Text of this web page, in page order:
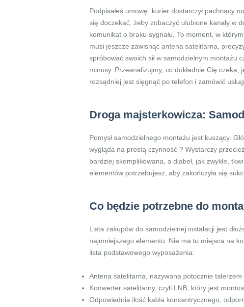
Podpisałeś umowę, kurier dostarczył pachnący
się doczekać, żeby zobaczyć ulubione kanały w
komunikat o braku sygnału. To moment, w
musi jeszcze zawisnąć antena satelitarna,
spróbować swoich sił w samodzielnym montażu
minusy. Przeanalizujmy, co dokładnie Cię
rozsądniej jest sięgnąć po telefon i zamówić
Droga majsterkowicza:
Pomysł samodzielnego montażu jest kuszący.
wygląda na prostą czynność ? Wystarczy
bardziej skomplikowana, a diabeł, jak zwykle,
elementów potrzebujesz, aby zakończyła się
Co będzie potrzebne do
Lista zakupów do samodzielnej instalacji jest
najmniejszego elementu. Nie ma tu miejsca na
lista podstawowego wyposażenia:
Antena satelitarna, nazywana potocznie
Konwerter satelitarny, czyli LNB, który jest
Odpowiednia ilość kabla koncentrycznego,